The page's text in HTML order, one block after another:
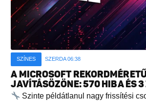
SZÍNES SZERDA 06:38
A MICROSOFT
JAVÍTÁSÖZÖNE: 570 HIBA ÉS
Szinte példátlanul nagy frissítési